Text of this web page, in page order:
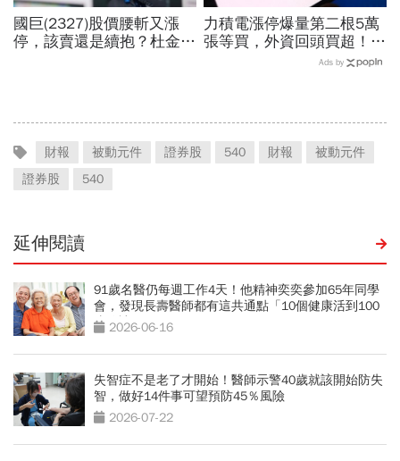
國巨(2327)股價腰斬又漲
停，該賣還是續抱？杜金龍
力積電漲停爆量第二根5萬
張等買，外資回頭買超！華
邦電、南亞科、旺宏都狂飆
Ads by
財報 被動元件 證券股 540 財報
被動元件
證券股
540
延伸閱讀
91歲名醫仍每週工作4天！他精神奕奕參加65年同學
會，發現長壽醫師都有這共通點「10個健康活到100
歲秘訣」
2026-06-16
失智症不是老了才開始！醫師示警40歲就該開始防失
智，做好14件事可望預防45％風險
2026-07-22